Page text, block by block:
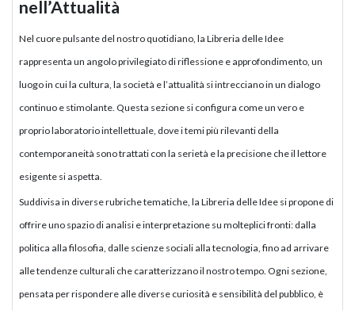
nell’Attualità
Nel cuore pulsante del nostro quotidiano, la Libreria delle Idee
rappresenta un angolo privilegiato di riflessione e approfondimento, un
luogo in cui la cultura, la società e l’attualità si intrecciano in un dialogo
continuo e stimolante. Questa sezione si configura come un vero e
proprio laboratorio intellettuale, dove i temi più rilevanti della
contemporaneità sono trattati con la serietà e la precisione che il lettore
esigente si aspetta.
Suddivisa in diverse rubriche tematiche, la Libreria delle Idee si propone di
offrire uno spazio di analisi e interpretazione su molteplici fronti: dalla
politica alla filosofia, dalle scienze sociali alla tecnologia, fino ad arrivare
alle tendenze culturali che caratterizzano il nostro tempo. Ogni sezione,
pensata per rispondere alle diverse curiosità e sensibilità del pubblico, è